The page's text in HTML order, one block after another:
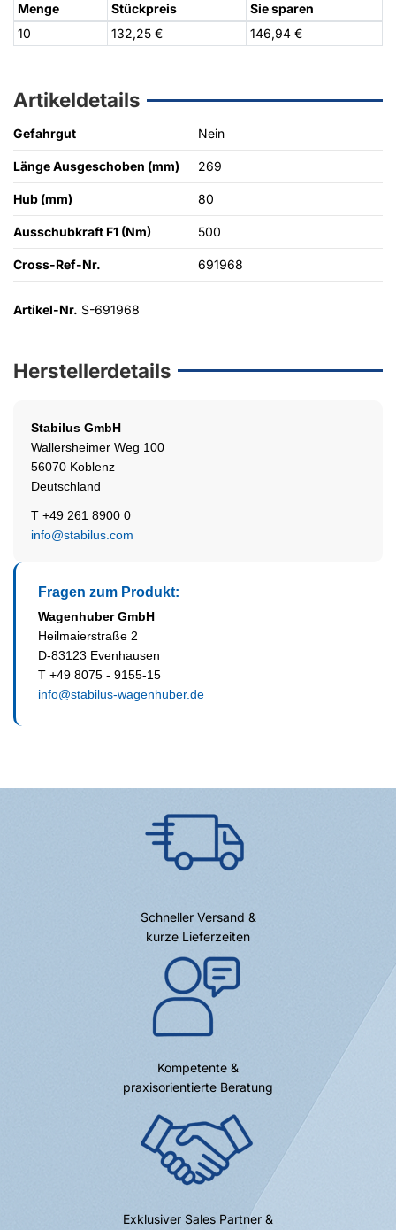
Menge Stückpreis
Sie sparen
10
132,25 € 146,94 €
Artikeldetails
Gefahrgut Nein
Länge Ausgeschoben (mm) 269
Hub (mm) 80
Ausschubkraft F1 (Nm) 500
Cross-Ref-Nr. 691968
Artikel-Nr. S-691968
Herstellerdetails
Stabilus GmbH
Wallersheimer Weg 100
56070 Koblenz
Deutschland
T +49 261 8900 0
info@stabilus.com
Fragen zum Produkt:
Wagenhuber GmbH
Heilmaierstraße 2
D-83123 Evenhausen
T +49 8075 - 9155-15
info@stabilus-wagenhuber.de
Schneller Versand &
kurze Lieferzeiten
Kompetente &
praxisorientierte Beratung
Exklusiver Sales Partner &